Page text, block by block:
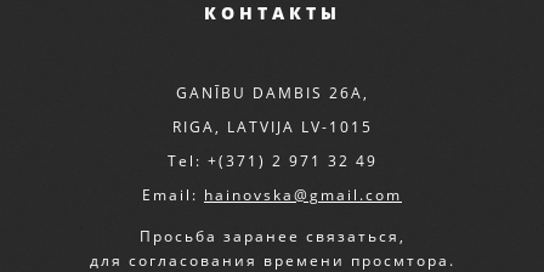
КОНТАКТЫ
GANĪBU DAMBIS 26A,
RIGA, LATVIJA LV-1015
Tel: +(371) 2 971 32 49
Email: hainovska@gmail.com
Просьба заранее связаться,
для согласования времени просмтора.